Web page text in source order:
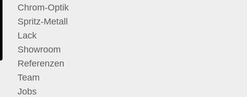
Chrom-Optik
Spritz-Metall
Lack
Showroom
Referenzen
Team
Jobs